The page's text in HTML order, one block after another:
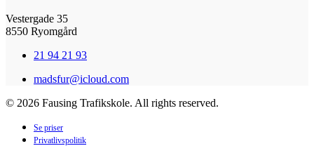
Vestergade 35
8550 Ryomgård
21 94 21 93
madsfur@icloud.com
© 2026 Fausing Trafikskole. All rights reserved.
Se priser
Privatlivspolitik